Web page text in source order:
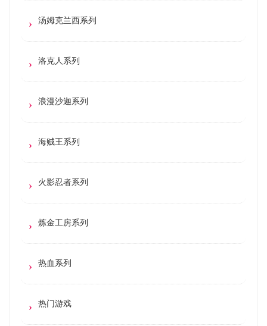
汤姆克兰西系列
洛克人系列
浪漫沙迦系列
海贼王系列
火影忍者系列
炼金工房系列
热血系列
热门游戏